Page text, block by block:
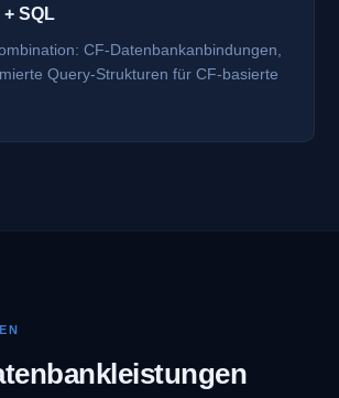
SQL
CF-Datenbankanbindungen,
Query-Strukturen für CF-basierte